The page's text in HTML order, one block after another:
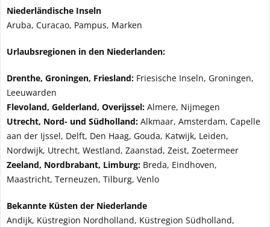
Niederländische Inseln
Aruba, Curacao, Pampus, Marken
Urlaubsregionen in den Niederlanden:
Drenthe, Groningen, Friesland: Friesische Inseln, Groningen,
Leeuwarden
Flevoland, Gelderland, Overijssel: Almere, Nijmegen
Utrecht, Nord- und Südholland: Alkmaar, Amsterdam, Capelle
aan der Ijssel, Delft, Den Haag, Gouda, Katwijk, Leiden,
Nordwijk, Utrecht, Westland, Zaanstad, Zeist, Zoetermeer
Zeeland, Nordbrabant, Limburg: Breda, Eindhoven,
Maastricht, Terneuzen, Tilburg, Venlo
Bekannte Küsten der Niederlande
Andijk, Küstregion Nordholland, Küstregion Südholland,